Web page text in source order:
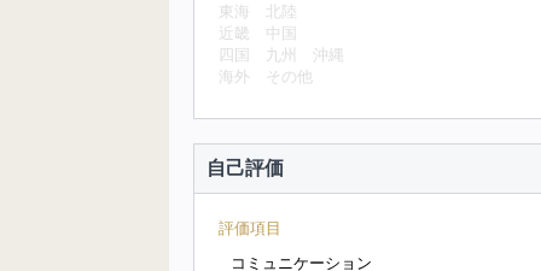
東海
北陸
近畿
中国
四国
九州
沖縄
海外
その他
自己評価
評価項目
コミュニケーション